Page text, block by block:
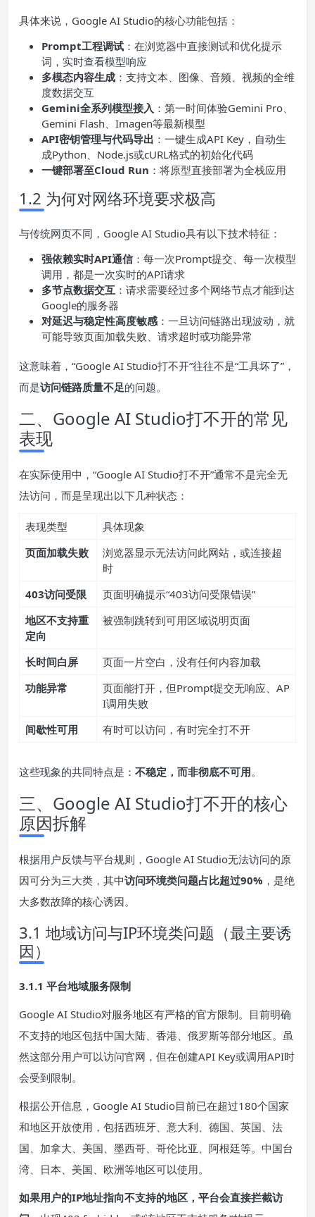
具体来说，Google AI Studio的核心功能包括：
Prompt工程调试 ：在浏览器中直接测试和优化提示
词，实时查看模型响应
多模态内容生成 ：支持文本、图像、音频、视频的全维
度数据交互
Gemini全系列模型接入 ：第一时间体验Gemini Pro、
Gemini Flash、Imagen等最新模型
API密钥管理与代码导出 ：一键生成API Key，自动生
成Python、Node.js或cURL格式的初始化代码
一键部署至Cloud Run ：将原型直接部署为全栈应用
1.2 为何对网络环境要求极高
与传统网页不同，Google AI Studio具有以下技术特征：
强依赖实时API通信：每一次Prompt提交、每一次模型
调用，都是一次实时的API请求
多节点数据交互 ：请求需要经过多个网络节点才能到达
Google的服务器
对延迟与稳定性高度敏感 ：一旦访问链路出现波动，就
可能导致页面加载失败、请求超时或功能异常
这意味着，“Google AI Studio打不开”往往不是“工具坏了”，
而是访问链路质量不足的问题。
二、Google AI Studio打不开的常见
表现
在实际使用中，“Google AI Studio打不开”通常不是完全无
法访问，而是呈现出以下几种状态：
表现类型
具体现象
页面加载失败
浏览器显示无法访问此网站，或连接超
时
403访问受限
页面明确提示“403访问受限错误”
地区不支持重
定向
被强制跳转到可用区域说明页面
长时间白屏
页面一片空白，没有任何内容加载
功能异常
页面能打开，但Prompt提交无响应、AP
I调用失败
间歇性可用
有时可以访问，有时完全打不开
这些现象的共同特点是： 不稳定，而非彻底不可用。
三、Google AI Studio打不开的核心
原因拆解
根据用户反馈与平台规则，Google AI Studio无法访问的原
因可分为三大类，其中访问环境类问题占比超过90% ，是绝
大多数故障的核心诱因。
3.1 地域访问与IP环境类问题（最主要诱
因）
3.1.1 平台地域服务限制
Google AI Studio对服务地区有严格的官方限制。目前明确
不支持的地区包括中国大陆、香港、俄罗斯等部分地区。虽
然这部分用户可以访问官网，但在创建API Key或调用API时
会受到限制。
根据公开信息，Google AI Studio目前已在超过180个国家
和地区开放使用，包括西班牙、意大利、德国、英国、法
国、加拿大、美国、墨西哥、哥伦比亚、阿根廷等。中国台
湾、日本、美国、欧洲等地区可以使用。
如果用户的IP地址指向不支持的地区，平台会直接拦截访